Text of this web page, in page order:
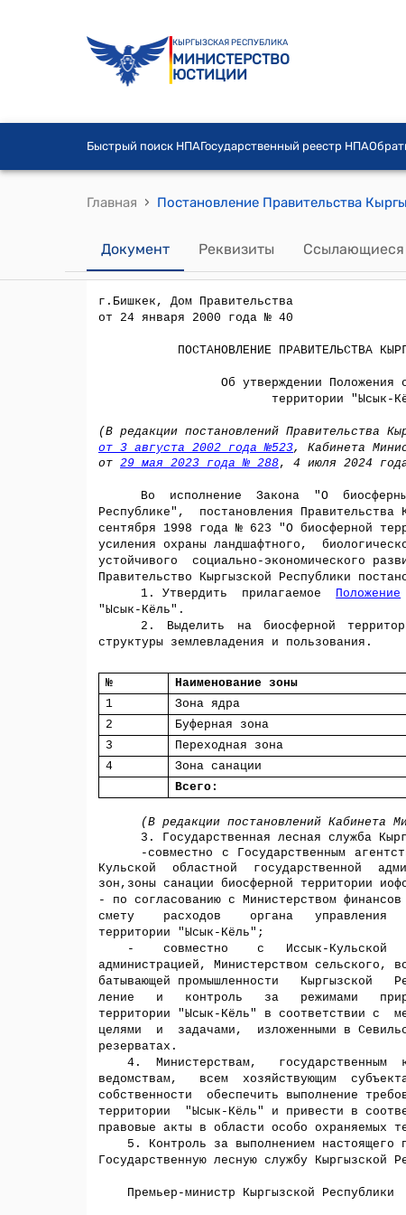
КЫРГЫЗСКАЯ РЕСПУБЛИКА
МИНИСТЕРСТВО
ЮСТИЦИИ
Быстрый поиск НПАГосударственный реестр НПА
Главная ›
Документ Реквизиты Ссылающиеся